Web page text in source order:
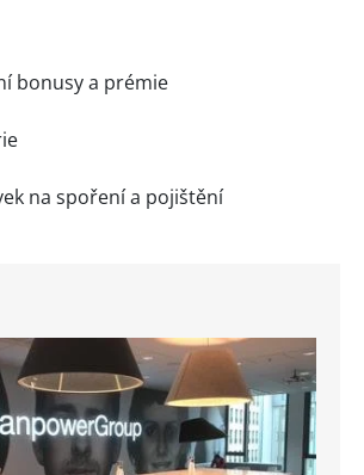
bonusy a prémie
na spoření a pojištění